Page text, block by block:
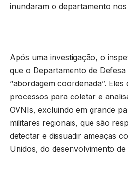
inundaram o departamento
Após uma investigação, o
que o Departamento de
“abordagem coordenada”.
processos para coletar e
OVNIs, excluindo em grande
militares regionais, que são
detectar e dissuadir ameaças
Unidos, do desenvolvimento de